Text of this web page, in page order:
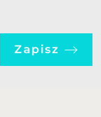
Zapisz